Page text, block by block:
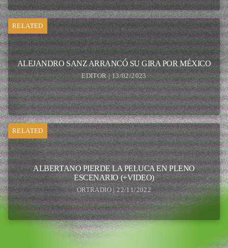
RELATED
ALEJANDRO SANZ ARRANCÓ SU GIRA POR MÉXICO
EDITOR | 13/02/2023
RELATED
ALBERTANO PIERDE LA PELUCA EN PLENO
ESCENARIO (+VIDEO)
ORTRADIO | 22/11/2022